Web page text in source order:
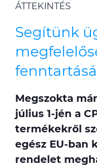
ÁTTEKINTÉS
Segítünk
Megszokta
július 1-jén a
termékekről
egész EU-ban
rendelet